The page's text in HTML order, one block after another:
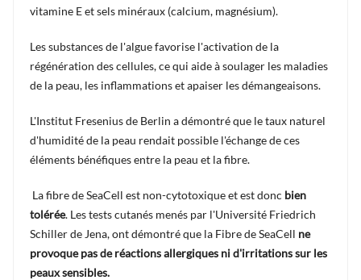
vitamine E et sels minéraux (calcium, magnésium).
Les substances de l'algue favorise l'activation de la
régénération des cellules, ce qui aide à soulager les maladies
de la peau, les inflammations et apaiser les démangeaisons.
L'Institut Fresenius de Berlin a démontré que le taux naturel
d'humidité de la peau rendait possible l'échange de ces
éléments bénéfiques entre la peau et la fibre.
La fibre de SeaCell est non-cytotoxique et est donc bien
tolérée. Les tests cutanés menés par l'Université Friedrich
Schiller de Jena, ont démontré que la Fibre de SeaCell ne
provoque pas de réactions allergiques ni d'irritations sur les
peaux sensibles.